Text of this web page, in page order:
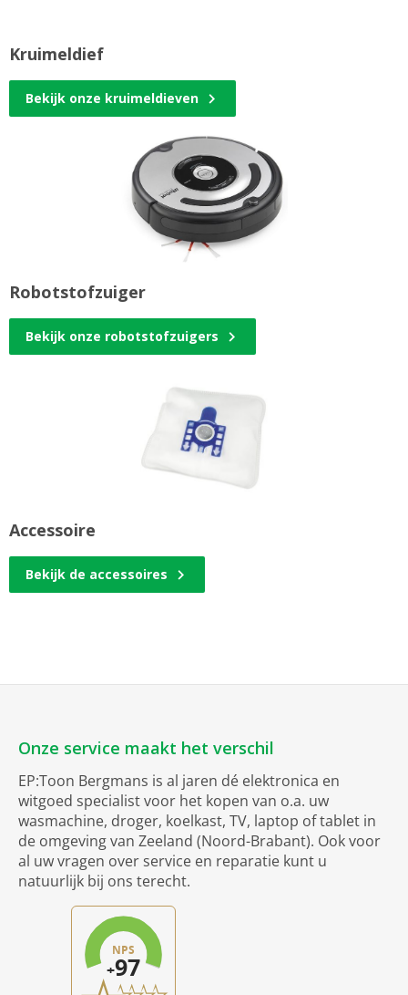
Kruimeldief
Bekijk onze kruimeldieven
Robotstofzuiger
Bekijk onze robotstofzuigers
Accessoire
Bekijk de accessoires
Onze service maakt het verschil
EP:Toon Bergmans is al jaren dé elektronica en
witgoed specialist voor het kopen van o.a. uw
wasmachine, droger, koelkast, TV, laptop of tablet in
de omgeving van Zeeland (Noord-Brabant). Ook voor
al uw vragen over service en reparatie kunt u
natuurlijk bij ons terecht.